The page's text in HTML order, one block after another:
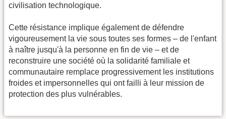
civilisation technologique.
Cette résistance implique également de défendre
vigoureusement la vie sous toutes ses formes – de l'enfant
à naître jusqu'à la personne en fin de vie – et de
reconstruire une société où la solidarité familiale et
communautaire remplace progressivement les institutions
froides et impersonnelles qui ont failli à leur mission de
protection des plus vulnérables.